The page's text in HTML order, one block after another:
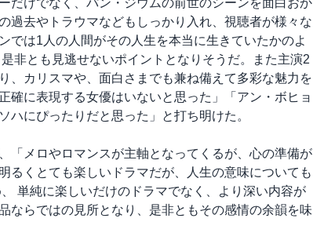
だけでなく、パン・ジウムの前世のシーンを面白おか
過去やトラウマなどもしっかり入れ、視聴者が様々な
では1人の人間がその人生を本当に生きていたかのよ
非とも見逃せないポイントとなりそうだ。また主演2
、カリスマや、面白さまでも兼ね備えて多彩な魅力を
確に表現する女優はいないと思った」「アン・ボヒョ
ハにぴったりだと思った」と打ち明けた。
「メロやロマンスが主軸となってくるが、心の準備が
るくとても楽しいドラマだが、人生の意味についても
単純に楽しいだけのドラマでなく、より深い内容が
ならではの見所となり、是非ともその感情の余韻を味